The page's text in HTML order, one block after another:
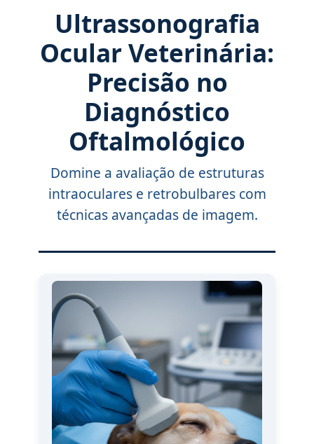
Ultrassonografia
Ocular Veterinária:
Precisão no
Diagnóstico
Oftalmológico
Domine a avaliação de estruturas
intraoculares e retrobulbares com
técnicas avançadas de imagem.